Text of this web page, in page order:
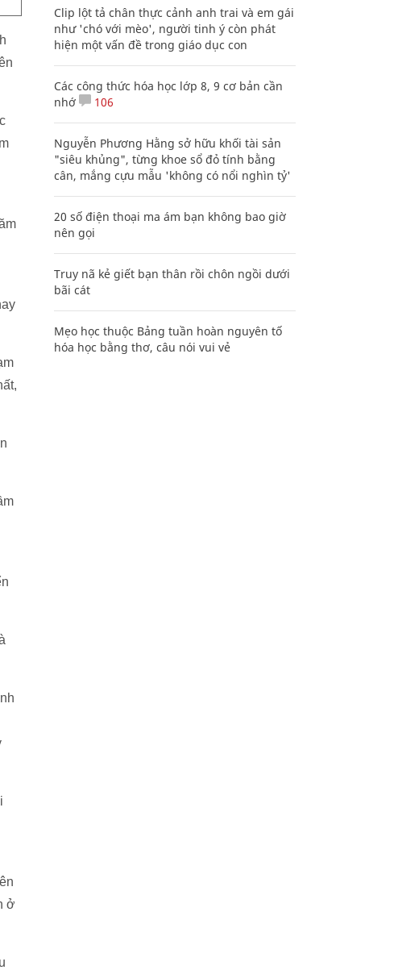
ở
Clip lột tả chân thực cảnh anh trai và em gái
như 'chó với mèo', người tinh ý còn phát
hiện một vấn đề trong giáo dục con
Các công thức hóa học lớp 8, 9 cơ bản cần
nhớ
106
Nguyễn Phương Hằng sở hữu khối tài sản
"siêu khủng", từng khoe sổ đỏ tính bằng
cân, mắng cựu mẫu 'không có nổi nghìn tỷ'
20 số điện thoại ma ám bạn không bao giờ
nên gọi
Truy nã kẻ giết bạn thân rồi chôn ngồi dưới
bãi cát
Mẹo học thuộc Bảng tuần hoàn nguyên tố
hóa học bằng thơ, câu nói vui vẻ